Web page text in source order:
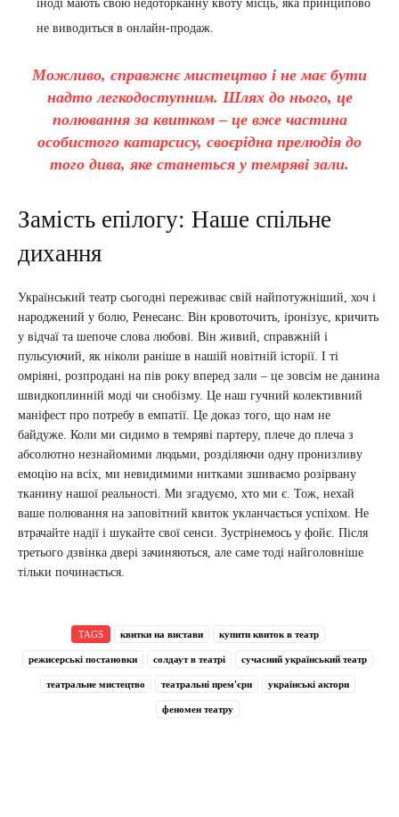
іноді мають свою недоторканну квоту місць, яка принципово
не виводиться в онлайн-продаж.
Можливо, справжнє мистецтво і не має бути
надто легкодоступним. Шлях до нього, це
полювання за квитком – це вже частина
особистого катарсису, своєрідна прелюдія до
того дива, яке станеться у темряві зали.
Замість епілогу: Наше спільне
дихання
Український театр сьогодні переживає свій найпотужніший, хоч і
народжений у болю, Ренесанс. Він кровоточить, іронізує, кричить
у відчаї та шепоче слова любові. Він живий, справжній і
пульсуючий, як ніколи раніше в нашій новітній історії. І ті
омріяні, розпродані на пів року вперед зали – це зовсім не данина
швидкоплинній моді чи снобізму. Це наш гучний колективний
маніфест про потребу в емпатії. Це доказ того, що нам не
байдуже. Коли ми сидимо в темряві партеру, плече до плеча з
абсолютно незнайомими людьми, розділяючи одну пронизливу
емоцію на всіх, ми невидимими нитками зшиваємо розірвану
тканину нашої реальності. Ми згадуємо, хто ми є. Тож, нехай
ваше полювання на заповітний квиток укланчається успіхом. Не
втрачайте надії і шукайте свої сенси. Зустрінемось у фойє. Після
третього дзвінка двері зачиняються, але саме тоді найголовніше
тільки починається.
TAGS квитки на вистави купити квиток в театр
режисерські постановки солдаут в театрі сучасний український театр
театральне мистецтво театральні прем'єри українські актори
феномен театру